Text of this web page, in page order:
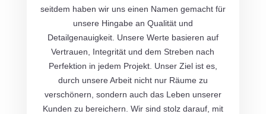
seitdem haben wir uns einen Namen gemacht für
unsere Hingabe an Qualität und
Detailgenauigkeit. Unsere Werte basieren auf
Vertrauen, Integrität und dem Streben nach
Perfektion in jedem Projekt. Unser Ziel ist es,
durch unsere Arbeit nicht nur Räume zu
verschönern, sondern auch das Leben unserer
Kunden zu bereichern. Wir sind stolz darauf, mit